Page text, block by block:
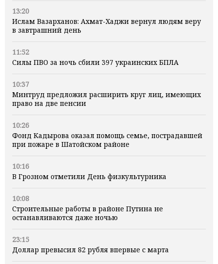
13:20
Ислам Вазарханов: Ахмат-Хаджи вернул людям веру
в завтрашний день
11:52
Силы ПВО за ночь сбили 397 украинских БПЛА
10:37
Минтруд предложил расширить круг лиц, имеющих
право на две пенсии
10:26
Фонд Кадырова оказал помощь семье, пострадавшей
при пожаре в Шатойском районе
10:16
В Грозном отметили День физкультурника
10:08
Строительные работы в районе Путина не
останавливаются даже ночью
23:15
Доллар превысил 82 рубля впервые с марта